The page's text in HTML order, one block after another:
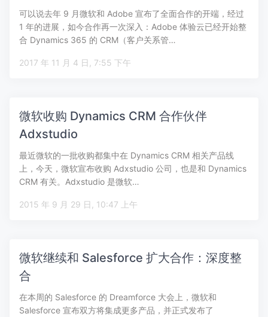
可以说去年 9 月微软和 Adobe 宣布了全面合作的开端，经过
1 年的进展，如今合作再一次深入：Adobe 体验云已经开始整
合 Dynamics 365 的 CRM（客户关系管…
2017 年 11 月 4 日, 7:55 下午
微软收购 Dynamics CRM 合作伙伴
Adxstudio
最近微软的一批收购都集中在 Dynamics CRM 相关产品线
上，今天，微软宣布收购 Adxstudio 公司，也是和 Dynamics
CRM 有关。Adxstudio 是微软…
2015 年 9 月 29 日, 10:47 上午
微软继续和 Salesforce 扩大合作：深度整
合
在本周的 Salesforce 的 Dreamforce 大会上，微软和
Salesforce 宣布双方将集成更多产品，并正式发布了